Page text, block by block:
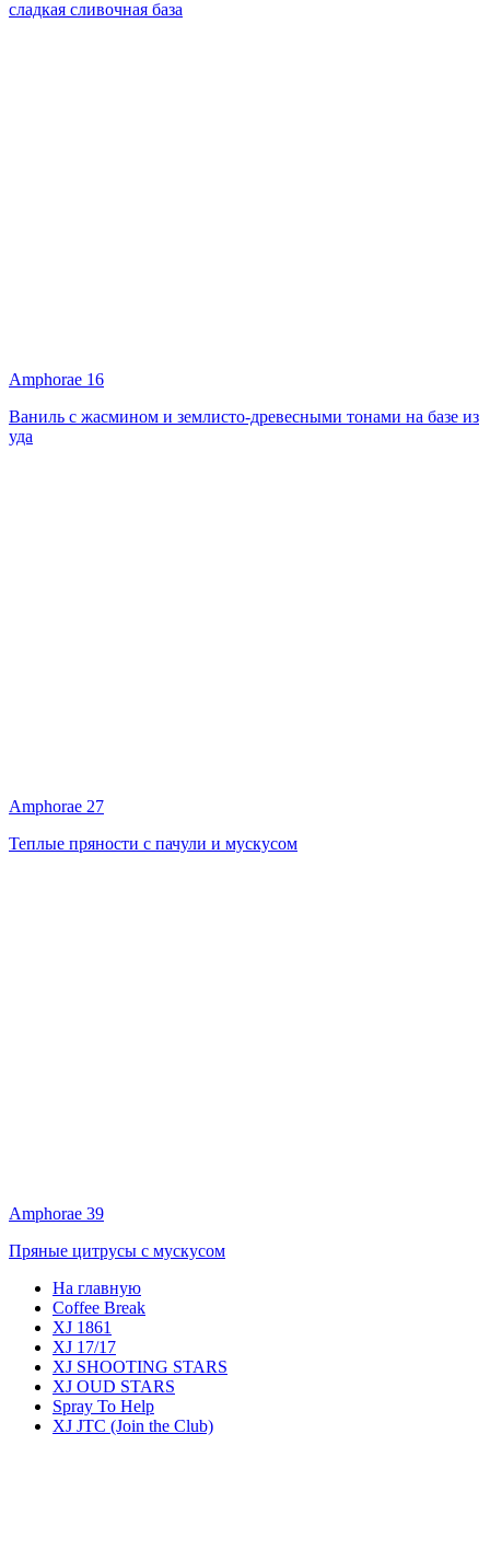
сладкая сливочная база
Amphorae 16
Ваниль с жасмином и землисто-древесными тонами на базе из
уда
Amphorae 27
Теплые пряности с пачули и мускусом
Amphorae 39
Пряные цитрусы с мускусом
На главную
Coffee Break
XJ 1861
XJ 17/17
XJ SHOOTING STARS
XJ OUD STARS
Spray To Help
XJ JTC (Join the Club)